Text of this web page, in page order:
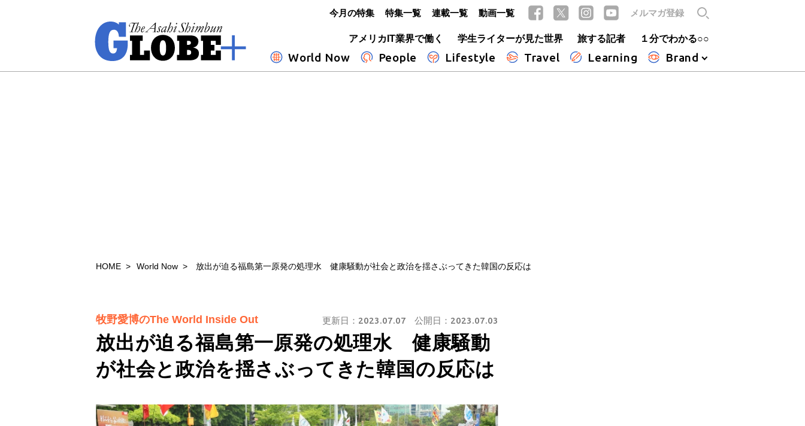
アメリカIT業界で働く
学生ライターが見た世界 旅する記者 １分でわかる○○
World Now People Lifestyle Travel Learning Brand
今月の特集 特集一覧 連載一覧 動画一覧 メルマガ登録
HOME World Now 放出が迫る福島第一原発の処理水 健康騒動が社会と政治を揺さぶってきた韓国の反応は
放出が迫る福島第一原発の処理水 健康騒動
が社会と政治を揺さぶってきた韓国の反応は
牧野愛博のThe World Inside Out 更新日： 2023.07.07 公開日： 2023.07.03